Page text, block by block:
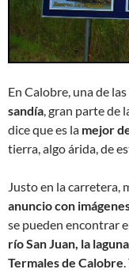
En Calobre, una de
sandía, gran parte de
dice que es la mejor
tierra, algo árida, de
Justo en la carretera,
anuncio con
se pueden encontrar
río San Juan, la
Termales de Calobre